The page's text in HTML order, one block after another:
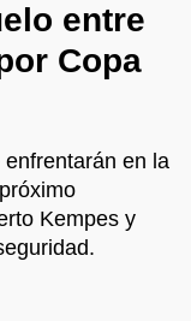
entre
Copa
en la
Kempes y